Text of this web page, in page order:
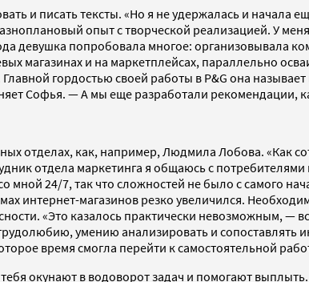
и писать тексты. «Но я не удержалась и
опыт с творческой реализацией. У
девушка попробовала многое: организовывала
магазинах и на маркетплейсах, параллельно
гордостью своей работы в P&G она
Софья. — А мы еще разработали рекомендации,
отделах, как, например, Людмила Лобова. «Как
отдела маркетинга я общаюсь с
мной 24/7, так что сложностей не было с самого
интернет-магазинов резко увеличился.
«Это казалось практически невозможным, —
умению анализировать и
время смогла перейти к самостоятельной
окунают в водоворот задач и помогают